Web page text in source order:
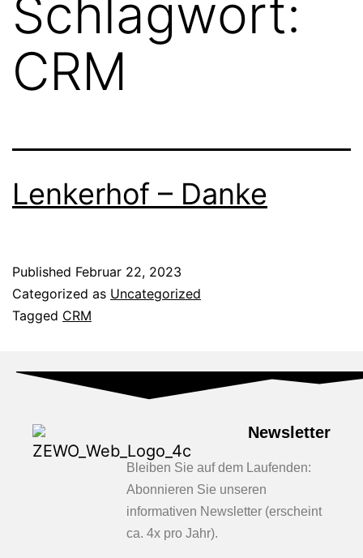
Schlagwort:
CRM
Lenkerhof – Danke
Published Februar 22, 2023
Categorized as Uncategorized
Tagged CRM
Newsletter
Bleiben Sie auf dem Laufenden:
Abonnieren Sie unseren
informativen Newsletter (erscheint
ca. 4x pro Jahr).